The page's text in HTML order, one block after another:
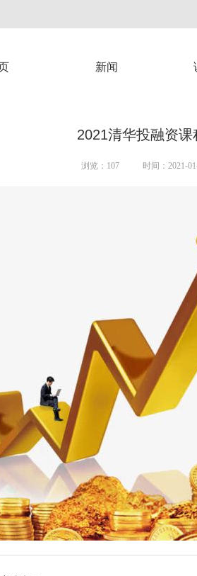
新闻
2021清华投融资课
浏览： 107 时间：2021-